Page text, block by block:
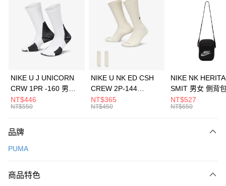
3 期 0 利率 每期 21家銀行
合作金庫商業銀行
第一商業銀行
華南商業銀行
彰化商業銀行
上海商業儲蓄銀行
元大商業銀行
台灣樂天信用卡公司
Apple Pay
全盈+PAY
AFTEE先享後付
【關於「AFTEE先享後付」】
便利好安心！
３．安心：先確認商品／服務後，再付款。
運送方式
每筆NT$100，滿NT$1,500(含以上)免運費
NIKE U J UNICORN
CRW 1PR -160 男女
中統襪 FZ3393100
NT$446
NT$550
NIKE U NK ED CSH
CREW 2P-144
EMBRDY 男女 短統襪
FZ3073133
NT$365
NT$450
NIKE NK
SMIT 男女 側背
BA5871010
NT$527
NT$650
品牌
PUMA
商品特色